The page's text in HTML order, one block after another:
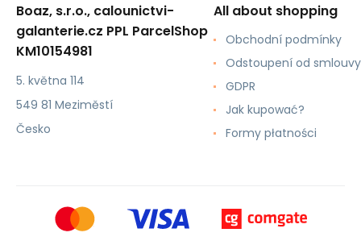
Boaz, s.r.o., calounictvi-
galanterie.cz PPL ParcelShop
KM10154981
5. května 114
549 81 Meziměstí
Česko
All about shopping
Obchodní podmínky
Odstoupení od smlouvy
GDPR
Jak kupować?
Formy płatności